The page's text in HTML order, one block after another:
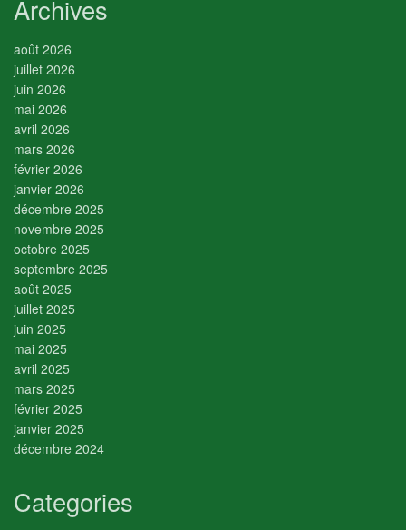
Archives
août 2026
juillet 2026
juin 2026
mai 2026
avril 2026
mars 2026
février 2026
janvier 2026
décembre 2025
novembre 2025
octobre 2025
septembre 2025
août 2025
juillet 2025
juin 2025
mai 2025
avril 2025
mars 2025
février 2025
janvier 2025
décembre 2024
Categories